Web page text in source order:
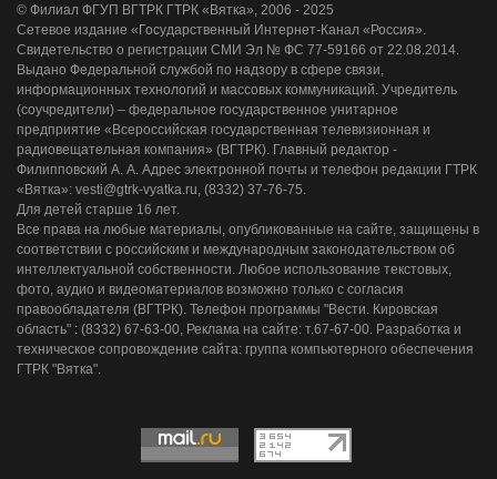
© Филиал ФГУП ВГТРК ГТРК «Вятка», 2006 - 2025
Сетевое издание «Государственный Интернет-Канал «Россия».
Свидетельство о регистрации СМИ Эл № ФС 77-59166 от 22.08.2014.
Выдано Федеральной службой по надзору в сфере связи,
информационных технологий и массовых коммуникаций. Учредитель
(соучредители) – федеральное государственное унитарное
предприятие «Всероссийская государственная телевизионная и
радиовещательная компания» (ВГТРК). Главный редактор -
Филипповский А. А. Адрес электронной почты и телефон редакции ГТРК
«Вятка»: vesti@gtrk-vyatka.ru, (8332) 37-76-75.
Для детей старше 16 лет.
Все права на любые материалы, опубликованные на сайте, защищены в
соответствии с российским и международным законодательством об
интеллектуальной собственности. Любое использование текстовых,
фото, аудио и видеоматериалов возможно только с согласия
правообладателя (ВГТРК). Телефон программы "Вести. Кировская
область" : (8332) 67-63-00, Реклама на сайте: т.67-67-00. Разработка и
техническое сопровождение сайта: группа компьютерного обеспечения
ГТРК "Вятка".